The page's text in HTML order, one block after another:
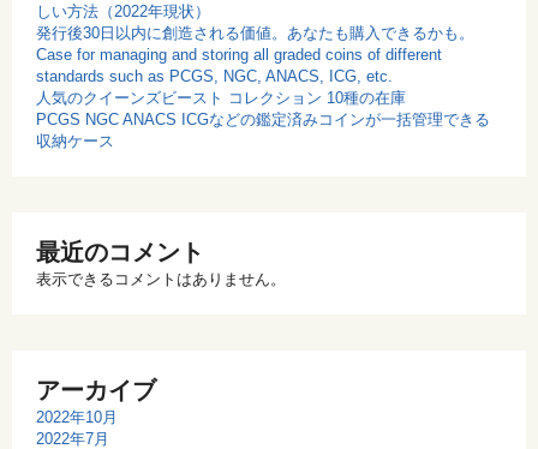
しい方法（2022年現状）
発行後30日以内に創造される価値。あなたも購入できるかも。
Case for managing and storing all graded coins of different
standards such as PCGS, NGC, ANACS, ICG, etc.
人気のクイーンズビースト コレクション 10種の在庫
PCGS NGC ANACS ICGなどの鑑定済みコインが一括管理できる
収納ケース
最近のコメント
表示できるコメントはありません。
アーカイブ
2022年10月
2022年7月